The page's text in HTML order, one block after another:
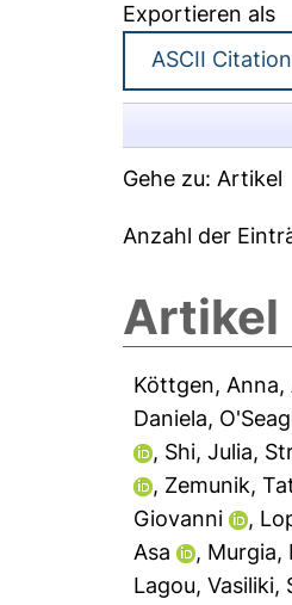
Exportieren als
Gehe zu: Artikel
Anzahl der
Artikel
Köttgen, Anna,
Daniela,
, Shi, Julia,
, Zemunik,
Giovanni
,
Asa
, Murgia,
Lagou, Vasiliki,